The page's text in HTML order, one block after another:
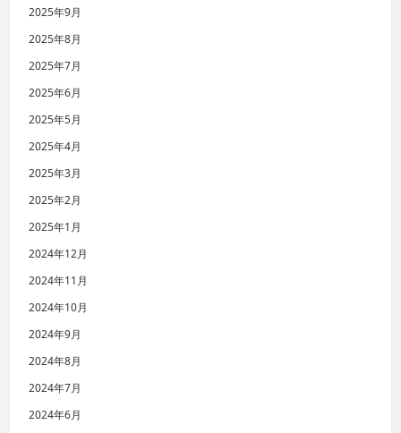
2025年9月
2025年8月
2025年7月
2025年6月
2025年5月
2025年4月
2025年3月
2025年2月
2025年1月
2024年12月
2024年11月
2024年10月
2024年9月
2024年8月
2024年7月
2024年6月